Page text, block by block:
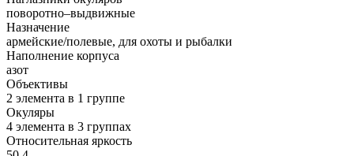
поворотно–выдвижные
Назначение
армейские/полевые, для охоты и рыбалки
Наполнение корпуса
азот
Объективы
2 элемента в 1 группе
Окуляры
4 элемента в 3 группах
Относительная яркость